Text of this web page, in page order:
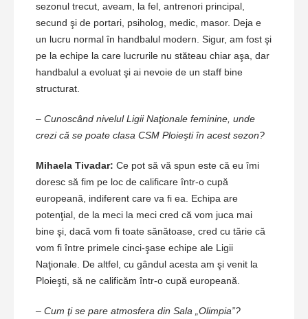
sezonul trecut, aveam, la fel, antrenori principal,
secund şi de portari, psiholog, medic, masor. Deja e
un lucru normal în handbalul modern. Sigur, am fost şi
pe la echipe la care lucrurile nu stăteau chiar aşa, dar
handbalul a evoluat şi ai nevoie de un staff bine
structurat.
– Cunoscând nivelul Ligii Naţionale feminine, unde
crezi că se poate clasa CSM Ploieşti în acest sezon?
Mihaela Tivadar: Ce pot să vă spun este că eu îmi
doresc să fim pe loc de calificare într-o cupă
europeană, indiferent care va fi ea. Echipa are
potenţial, de la meci la meci cred că vom juca mai
bine şi, dacă vom fi toate sănătoase, cred cu tărie că
vom fi între primele cinci-şase echipe ale Ligii
Naţionale. De altfel, cu gândul acesta am şi venit la
Ploieşti, să ne calificăm într-o cupă europeană.
– Cum ţi se pare atmosfera din Sala „Olimpia”?